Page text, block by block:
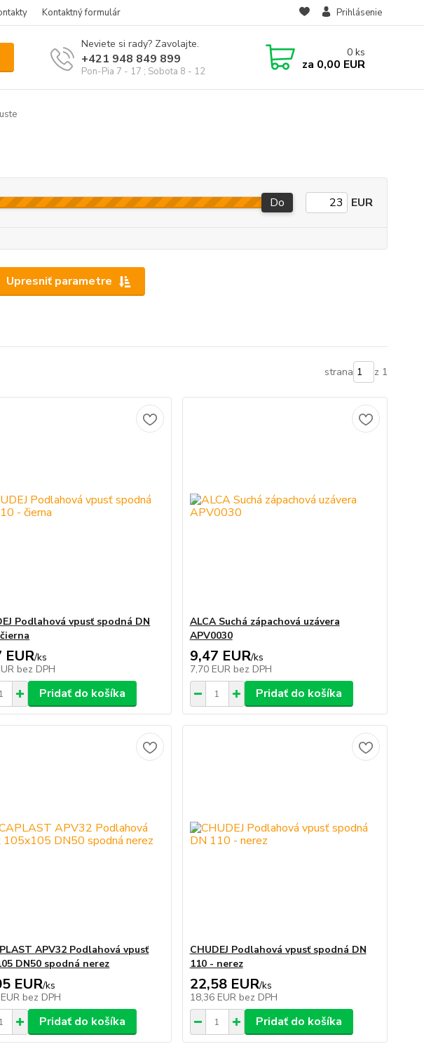
Kontaktný formulár Prihlásenie
Neviete si rady? Zavolajte.
+421 948 849 899
Pon-Pia 7 - 17 ; Sobota 8 - 12
0 ks
za 0,00 EUR
Upresniť parametre
Do EUR
strana z 1
Podlahová vpusť spodná DN
EUR/ks
bez DPH
Pridať do košíka
ALCA Suchá zápachová uzávera
APV0030
9,47 EUR/ks
7,70 EUR bez DPH
Pridať do košíka
APV32 Podlahová vpusť
DN50 spodná nerez
EUR/ks
bez DPH
Pridať do košíka
CHUDEJ Podlahová vpusť spodná DN
110 - nerez
22,58 EUR/ks
18,36 EUR bez DPH
Pridať do košíka